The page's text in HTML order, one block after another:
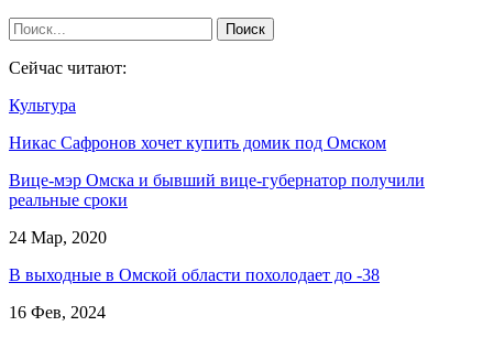
Сейчас читают:
Культура
Никас Сафронов хочет купить домик под Омском
Вице-мэр Омска и бывший вице-губернатор получили
реальные сроки
24 Мар, 2020
В выходные в Омской области похолодает до -38
16 Фев, 2024